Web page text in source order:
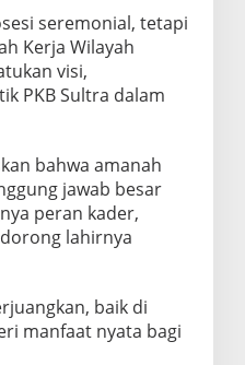
seremonial, tetapi
Kerja Wilayah
visi,
PKB Sultra dalam
bahwa amanah
jawab besar
peran kader,
lahirnya
baik di
manfaat nyata bagi